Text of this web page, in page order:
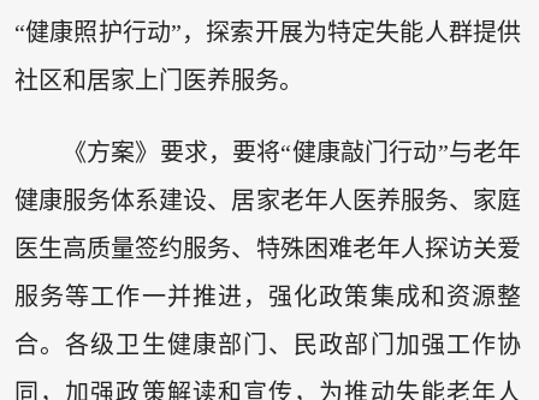
“健康照护行动”，探索开展为特定失能人群提供
社区和居家上门医养服务。
《方案》要求，要将“健康敲门行动”与老年
健康服务体系建设、居家老年人医养服务、家庭
医生高质量签约服务、特殊困难老年人探访关爱
服务等工作一并推进，强化政策集成和资源整
合。各级卫生健康部门、民政部门加强工作协
同，加强政策解读和宣传，为推动失能老年人